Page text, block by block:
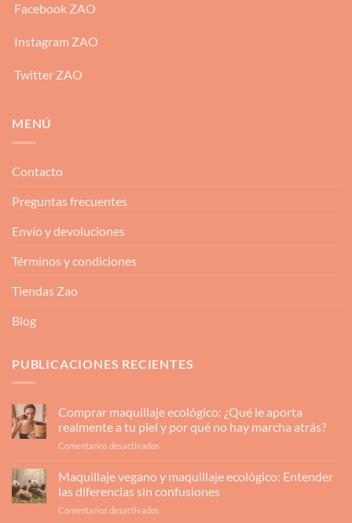
Facebook ZAO
Instagram ZAO
Twitter ZAO
MENÚ
Contacto
Preguntas frecuentes
Envío y devoluciones
Términos y condiciones
Tiendas Zao
Blog
PUBLICACIONES RECIENTES
Comprar maquillaje ecológico: ¿Qué le aporta
realmente a tu piel y por qué no hay marcha atrás?
Comentarios desactivados
ecológico:
¿Qué
Maquillaje vegano y maquillaje ecológico: Entender
las diferencias sin confusiones
Comentarios desactivados